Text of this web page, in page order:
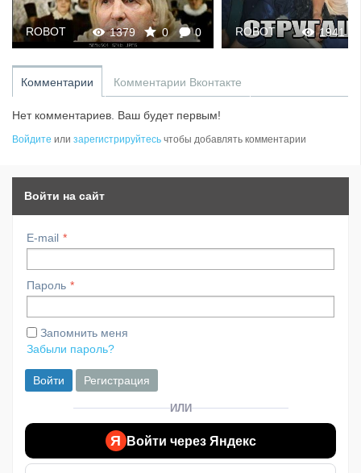
1379 0 0
ROBOT 1941
ROBOT
Комментарии Комментарии Вконтакте
Нет комментариев. Ваш будет первым!
Войдите или зарегистрируйтесь чтобы добавлять комментарии
Войти на сайт
E-mail
Пароль
Запомнить меня
Забыли пароль?
Войти Регистрация
ИЛИ
Я Войти через Яндекс